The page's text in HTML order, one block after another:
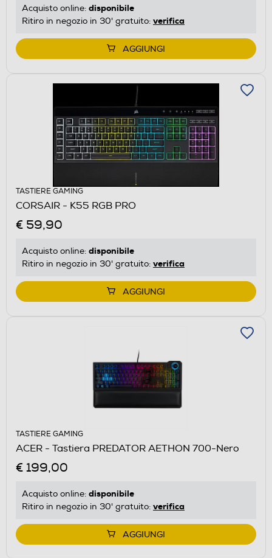
Acquisto online: disponibile
Ritiro in negozio in 30' gratuito: verifica
AGGIUNGI
TASTIERE GAMING
CORSAIR - K55 RGB PRO
€ 59,90
Acquisto online: disponibile
Ritiro in negozio in 30' gratuito: verifica
AGGIUNGI
TASTIERE GAMING
ACER - Tastiera PREDATOR AETHON 700-Nero
€ 199,00
Acquisto online: disponibile
Ritiro in negozio in 30' gratuito: verifica
AGGIUNGI